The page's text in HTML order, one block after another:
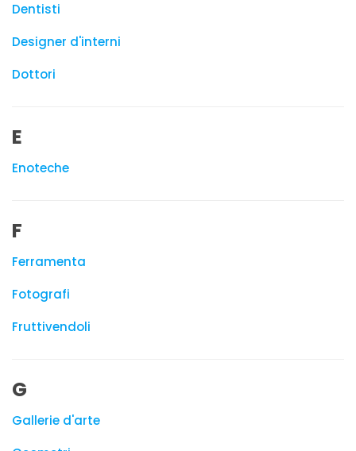
Dentisti
Designer d'interni
Dottori
E
Enoteche
F
Ferramenta
Fotografi
Fruttivendoli
G
Gallerie d'arte